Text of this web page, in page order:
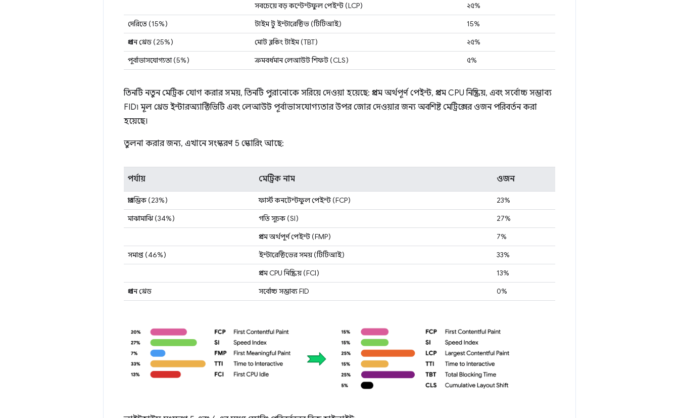
সবচেয়ে বড় কন্টেন্টফুল পেইন্ট (LCP)
২৫%
দেরিতে (15%)
টাইম টু ইন্টারেক্টিভ (টিটিআই)
15%
প্রধান থ্রেড (25%)
মোট ব্লকিং টাইম (TBT)
২৫%
পূর্বাভাসযোগ্যতা (5%)
ক্রমবর্ধমান লেআউট শিফট (CLS) ৫%
তিনটি নতুন মেট্রিক যোগ করার সময়, তিনটি পুরানোকে সরিয়ে দেওয়া হয়েছে: প্রথম অর্থপূর্ণ পেইন্ট, প্রথম CPU নিষ্ক্রিয়, এবং সর্বোচ্চ সম্ভাব্য
FID৷ মূল থ্রেড ইন্টারঅ্যাক্টিভিটি এবং লেআউট পূর্বাভাসযোগ্যতার উপর জোর দেওয়ার জন্য অবশিষ্ট মেট্রিক্সের ওজন পরিবর্তন করা
হয়েছে।
তুলনা করার জন্য, এখানে সংস্করণ 5 স্কোরিং আছে:
পর্যায় মেট্রিক নাম ওজন
প্রারম্ভিক (23%) ফার্স্ট কনটেন্টফুল পেইন্ট (FCP)
23%
মাঝামাঝি (34%)
গতি সূচক (SI)
27%
প্রথম অর্থপূর্ণ পেইন্ট (FMP)
7%
সমাপ্ত (46%)
ইন্টারেক্টিভের সময় (টিটিআই)
33%
প্রথম CPU নিষ্ক্রিয় (FCI)
13%
প্রধান থ্রেড
সর্বোচ্চ সম্ভাব্য FID 0%